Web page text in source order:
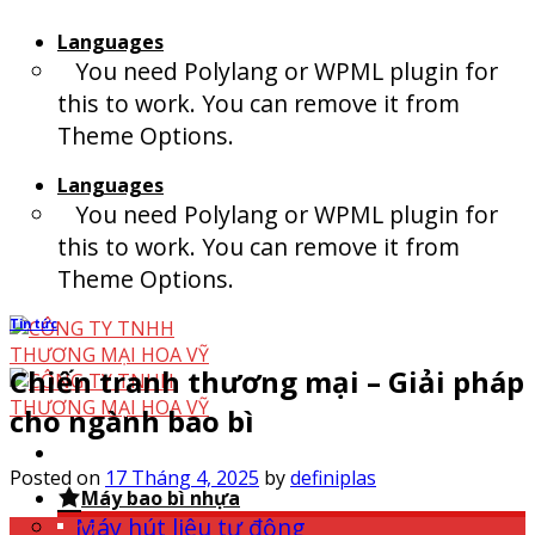
content
Languages
You need Polylang or WPML plugin for
this to work. You can remove it from
Theme Options.
Languages
You need Polylang or WPML plugin for
this to work. You can remove it from
Theme Options.
Máy bao bì nhựa
Máy hút liệu tự động
Tin tức
Chiến tranh thương mại – Giải pháp
cho ngành bao bì
Posted on 17 Tháng 4, 2025 bydefiniplas